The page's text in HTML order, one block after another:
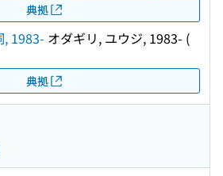
典拠
, 1983- オダギリ, ユウジ, 1983- (
典拠